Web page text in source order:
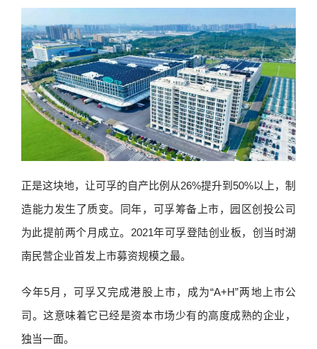
正是这块地，让可孚的自产比例从26%提升到50%以上，制
造能力发生了质变。同年，可孚筹备上市，园区创投公司
为此提前两个月成立。2021年可孚登陆创业板，创当时湖
南民营企业首发上市募资规模之最。
今年5月，可孚又完成港股上市，成为“A+H”两地上市公
司。这意味着它已经是资本市场少有的高度成熟的企业，
独当一面。